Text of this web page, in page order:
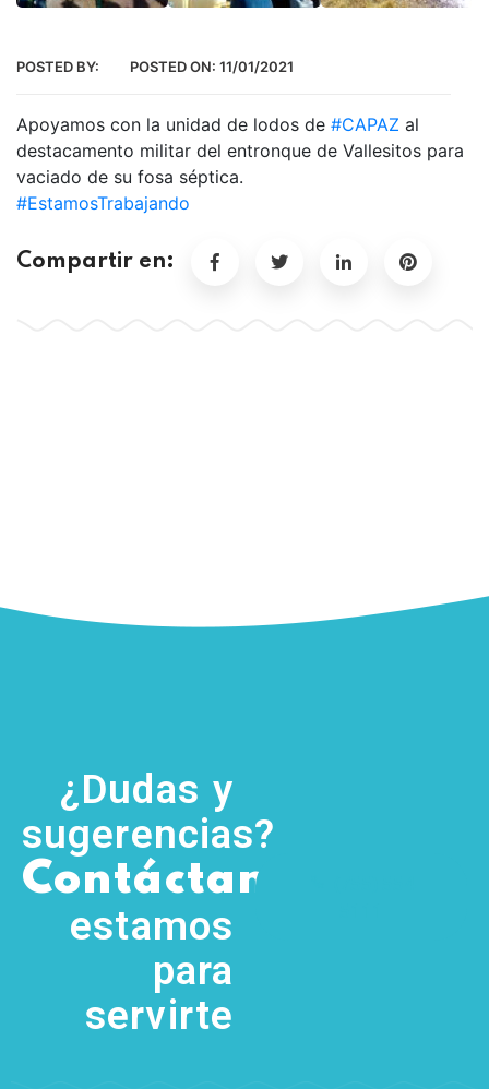
POSTED BY: POSTED ON: 11/01/2021
Apoyamos con la unidad de lodos de #CAPAZ al
destacamento militar del entronque de Vallesitos para
vaciado de su fosa séptica.
#EstamosTrabajando
Compartir en:
¿Dudas y
sugerencias?
Contáctanos
estamos
para
servirte